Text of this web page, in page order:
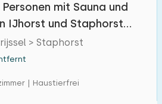
im Parkmit Sauna und
IJhorst und Staphorst
> Staphorst
| Haustierfrei